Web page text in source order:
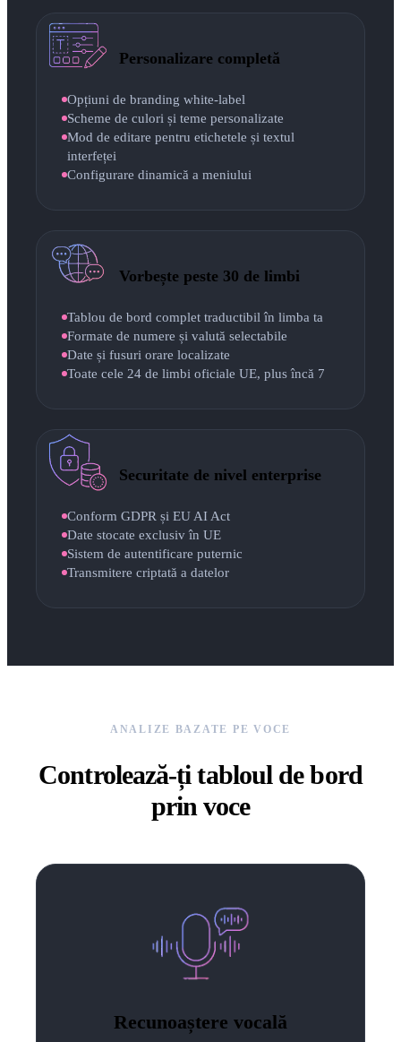
Personalizare completă
Opțiuni de branding white-label
Scheme de culori și teme personalizate
Mod de editare pentru etichetele și textul
interfeței
Configurare dinamică a meniului
Vorbește peste 30 de limbi
Tablou de bord complet traductibil în limba ta
Formate de numere și valută selectabile
Date și fusuri orare localizate
Toate cele 24 de limbi oficiale UE, plus încă 7
Securitate de nivel enterprise
Conform GDPR și EU AI Act
Date stocate exclusiv în UE
Sistem de autentificare puternic
Transmitere criptată a datelor
ANALIZE BAZATE PE VOCE
Controlează-ți tabloul de bord
prin voce
Recunoaștere vocală